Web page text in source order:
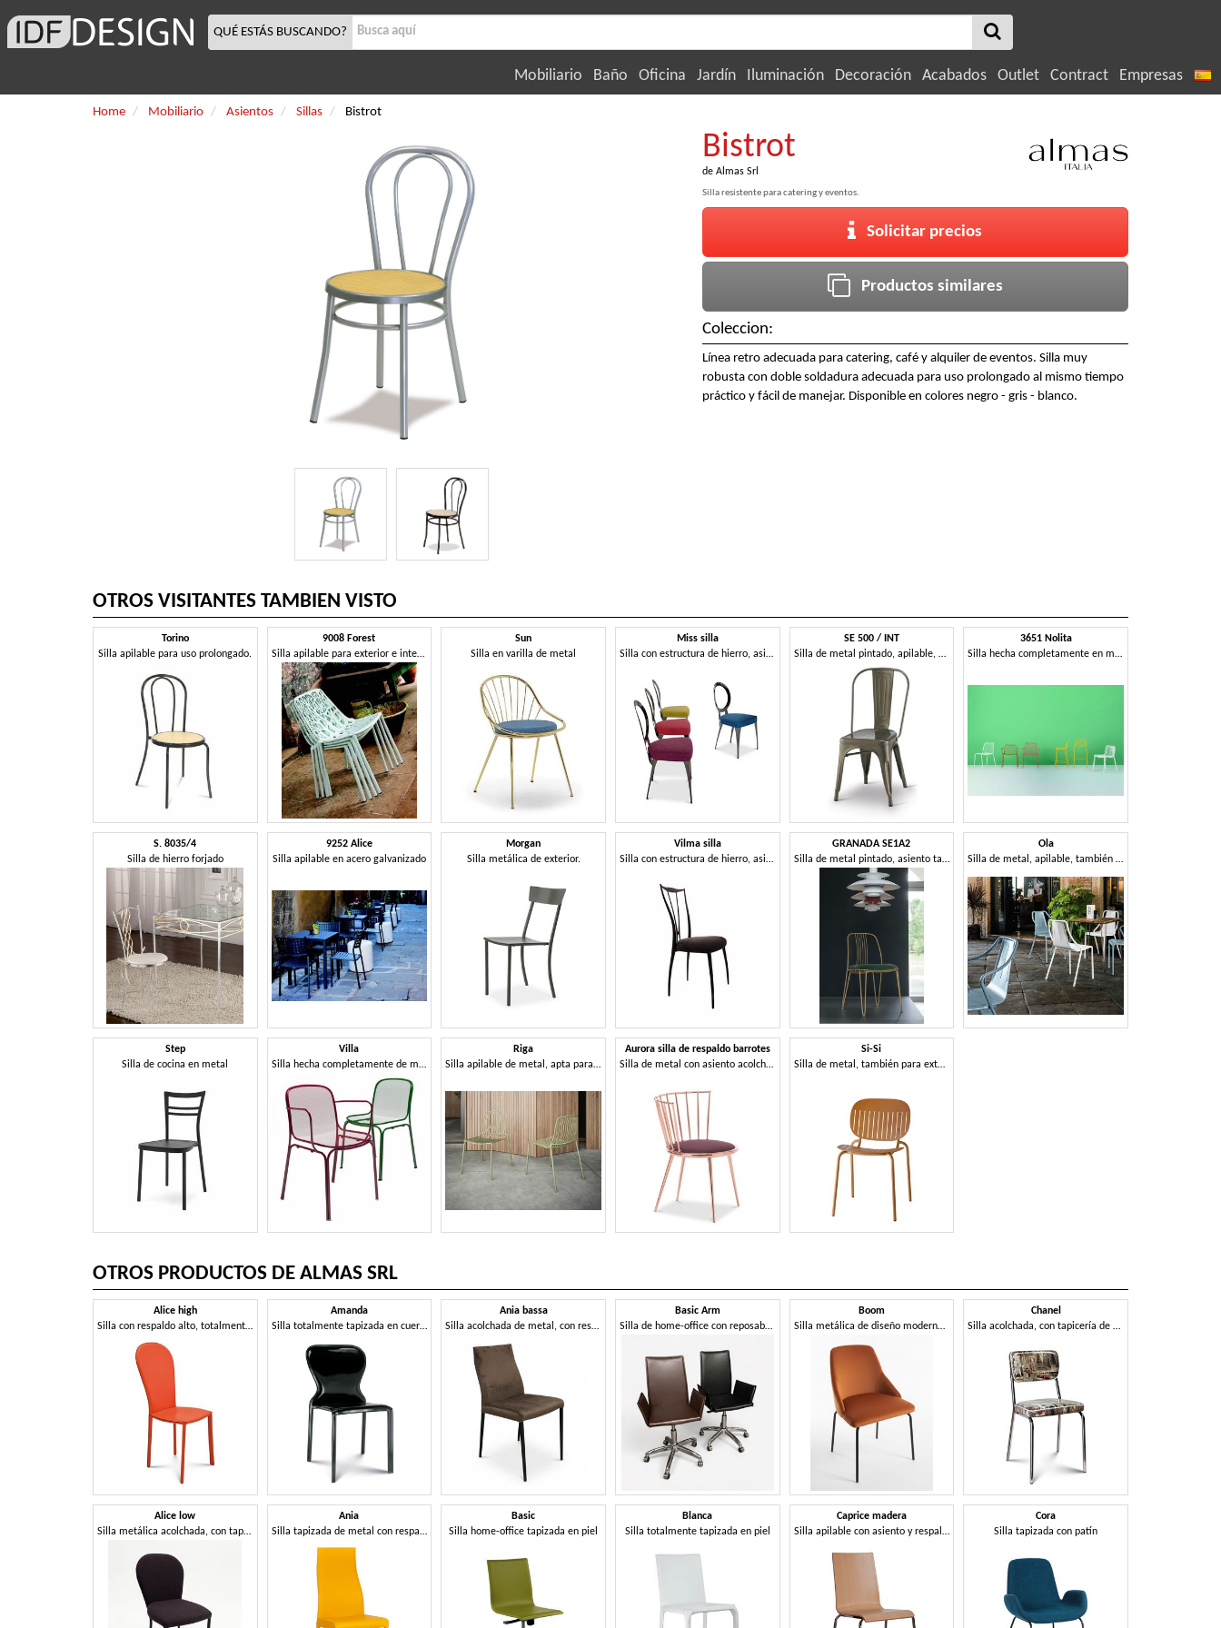
QUÉ ESTÁS BUSCANDO?
Mobiliario Baño Oficina Jardín Iluminación Decoración Acabados Outlet Contract Empresas
Home Mobiliario Asientos Sillas Bistrot
Bistrot
de Almas Srl
Silla resistente para catering y eventos.
Solicitar precios
Productos similares
Coleccion:
Línea retro adecuada para catering, café y alquiler de eventos. Silla muy
robusta con doble soldadura adecuada para uso prolongado al mismo tiempo
práctico y fácil de manejar. Disponible en colores negro - gris - blanco.
OTROS VISITANTES TAMBIEN VISTO
Torino
Silla apilable para uso prolongado.
9008 Forest
Silla apilable para exterior e interior
Sun
Silla en varilla de metal
Miss silla
Silla con estructura de hierro, asiento tapizado en caucho
SE 500 / INT
Silla de metal pintado, apilable, para los restaurantes
3651 Nolita
Silla hecha completamente en metal pintado
S. 8035/4
Silla de hierro forjado
9252 Alice
Silla apilable en acero galvanizado
Morgan
Silla metálica de exterior.
Vilma silla
Silla con estructura de hierro, asiento tapizado en caucho
GRANADA SE1A2
Silla de metal pintado, asiento tapizado
Ola
Silla de metal, apilable, también para exterior
Step
Silla de cocina en metal
Villa
Silla hecha completamente de metal, para uso en exteriores.
Riga
Silla apilable de metal, apta para exteriores.
Aurora silla de respaldo barrotes
Silla de metal con asiento acolchado
Si-Si
Silla de metal, también para exterior
OTROS PRODUCTOS DE ALMAS SRL
Alice high
Silla con respaldo alto, totalmente tapizada
Alice low
Silla metálica acolchada, con tapizado personalizable.
Amanda
Silla totalmente tapizada en cuero.
Ania
Silla tapizada de metal con respaldo alto
Ania bassa
Silla acolchada de metal, con respaldo bajo.
Basic
Silla home-office tapizada en piel
Basic Arm
Silla de home-office con reposabrazos, tapizada en piel
Blanca
Silla totalmente tapizada en piel
Boom
Silla metálica de diseño moderno, acolchada.
Caprice madera
Silla apilable con asiento y respaldo de madera.
Chanel
Silla acolchada, con tapicería de moda.
Cora
Silla tapizada con patín